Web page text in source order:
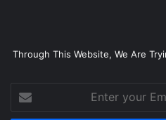
Through This Website, We Are
your